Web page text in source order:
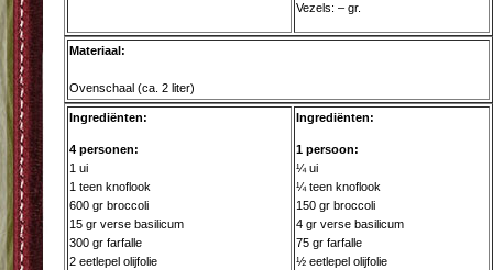
Vezels: – gr.
Materiaal:
Ovenschaal (ca. 2 liter)
Ingrediënten:
4 personen:
1 ui
1 teen knoflook
600 gr broccoli
15 gr verse basilicum
300 gr farfalle
2 eetlepel olijfolie
Ingrediënten:
1 persoon:
¼ ui
¼ teen knoflook
150 gr broccoli
4 gr verse basilicum
75 gr farfalle
½ eetlepel olijfolie